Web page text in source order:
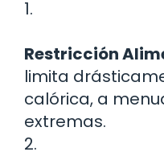
1.
Restricción
limita
calórica, a
extremas.
2.